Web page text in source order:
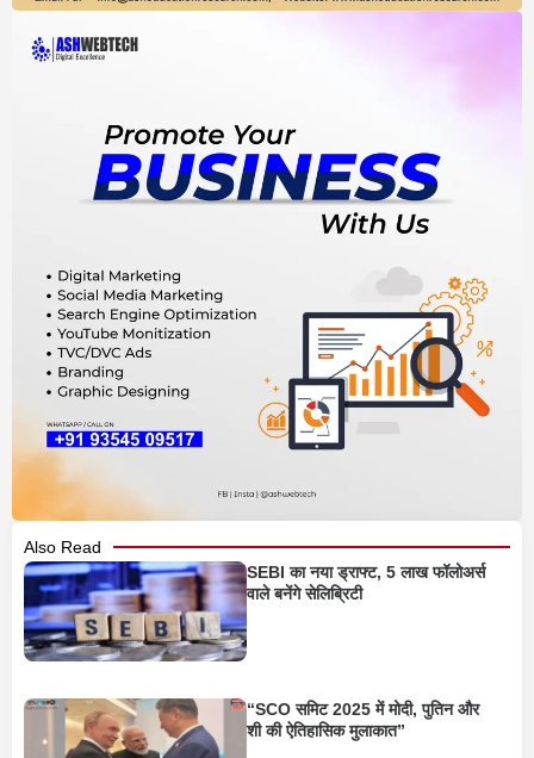
Also Read
SEBI का नया ड्राफ्ट, 5 लाख फॉलोअर्स
वाले बनेंगे सेलिब्रिटी
“SCO समिट 2025 में मोदी, पुतिन और
शी की ऐतिहासिक मुलाकात”